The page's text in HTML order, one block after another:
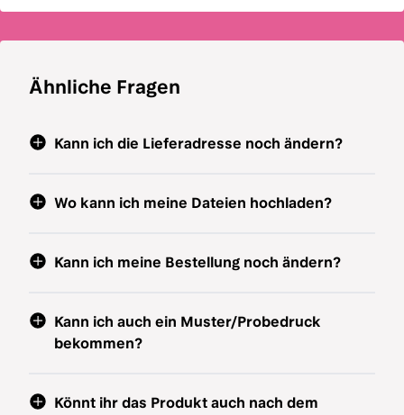
Ähnliche Fragen
Kann ich die Lieferadresse noch ändern?
Wo kann ich meine Dateien hochladen?
Kann ich meine Bestellung noch ändern?
Kann ich auch ein Muster/Probedruck
bekommen?
Könnt ihr das Produkt auch nach dem